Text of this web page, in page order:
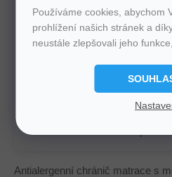
Používáme cookies, abychom
prohlížení našich stránek a
neustále zlepšovali jeho
U nás
Antialergenní chránič matrace s